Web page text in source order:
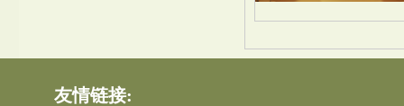
友情链接: